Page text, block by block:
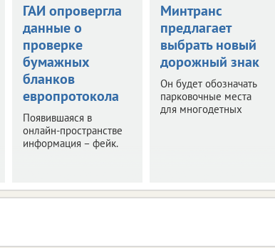
ГАИ опровергла
данные о
проверке
бумажных
бланков
европротокола
Появившаяся в
онлайн-пространстве
информация – фейк.
Минтранс
предлагает
выбрать новый
дорожный знак
Он будет обозначать
парковочные места
для многодетных